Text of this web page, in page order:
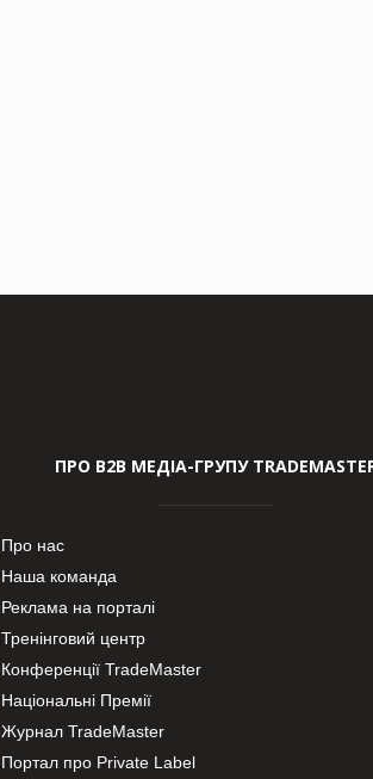
ПРО В2В МЕДІА-ГРУПУ
Про нас
Наша команда
Реклама на порталі
Тренінговий центр
Конференції TradeMaster
Національні Премії
Журнал TradeMaster
Портал про Private Label